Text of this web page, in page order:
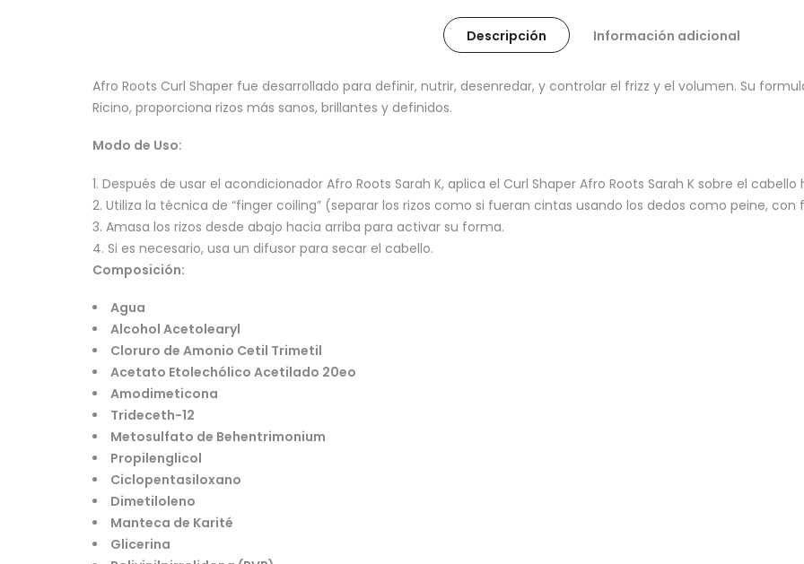
Descripción Información adicional
Afro Roots Curl Shaper fue desarrollado para definir, nutrir, desenredar, y controlar el frizz y el volumen. Su
Ricino, proporciona rizos más sanos, brillantes y definidos.
Modo de Uso:
Después de usar el acondicionador Afro Roots Sarah K, aplica el Curl Shaper Afro Roots Sarah K sobre el cabello
Utiliza la técnica de “finger coiling” (separar los rizos como si fueran cintas usando los dedos como peine, con
Amasa los rizos desde abajo hacia arriba para activar su forma.
Si es necesario, usa un difusor para secar el cabello.
Composición:
Agua
Alcohol Acetolearyl
Cloruro de Amonio Cetil Trimetil
Acetato Etolechólico Acetilado 20eo
Amodimeticona
Trideceth-12
Metosulfato de Behentrimonium
Propilenglicol
Ciclopentasiloxano
Dimetiloleno
Manteca de Karité
Glicerina